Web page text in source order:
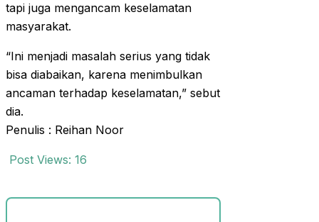
tapi juga mengancam keselamatan
masyarakat.
“Ini menjadi masalah serius yang tidak
bisa diabaikan, karena menimbulkan
ancaman terhadap keselamatan,” sebut
dia.
Penulis : Reihan Noor
Post Views: 16